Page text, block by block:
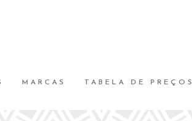
MARCAS TABELA DE PREÇOS